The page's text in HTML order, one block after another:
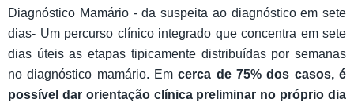
Diagnóstico Mamário - da suspeita ao diagnóstico em sete
dias- Um percurso clínico integrado que concentra em sete
dias úteis as etapas tipicamente distribuídas por semanas
no diagnóstico mamário. Em cerca de 75% dos casos, é
possível dar orientação clínica preliminar no próprio dia